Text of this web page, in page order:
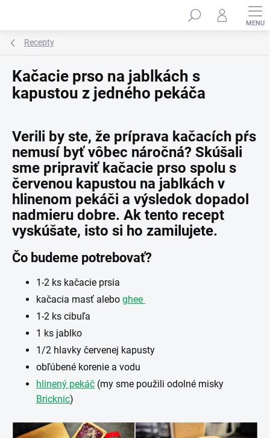
Recepty
Kačacie prso na jablkách s
kapustou z jedného pekáča
Verili by ste, že príprava kačacích pŕs
nemusí byť vôbec náročná? Skúšali
sme pripraviť kačacie prso spolu s
červenou kapustou na jablkách v
hlinenom pekáči a výsledok dopadol
nadmieru dobre. Ak tento recept
vyskúšate, isto si ho zamilujete.
Čo budeme potrebovať?
1-2 ks kačacie prsia
kačacia masť alebo ghee
1-2 ks cibuľa
1 ks jablko
1/2 hlavky červenej kapusty
obľúbené korenie a vodu
hlinený pekáč (my sme použili odolné misky
Bricknic)